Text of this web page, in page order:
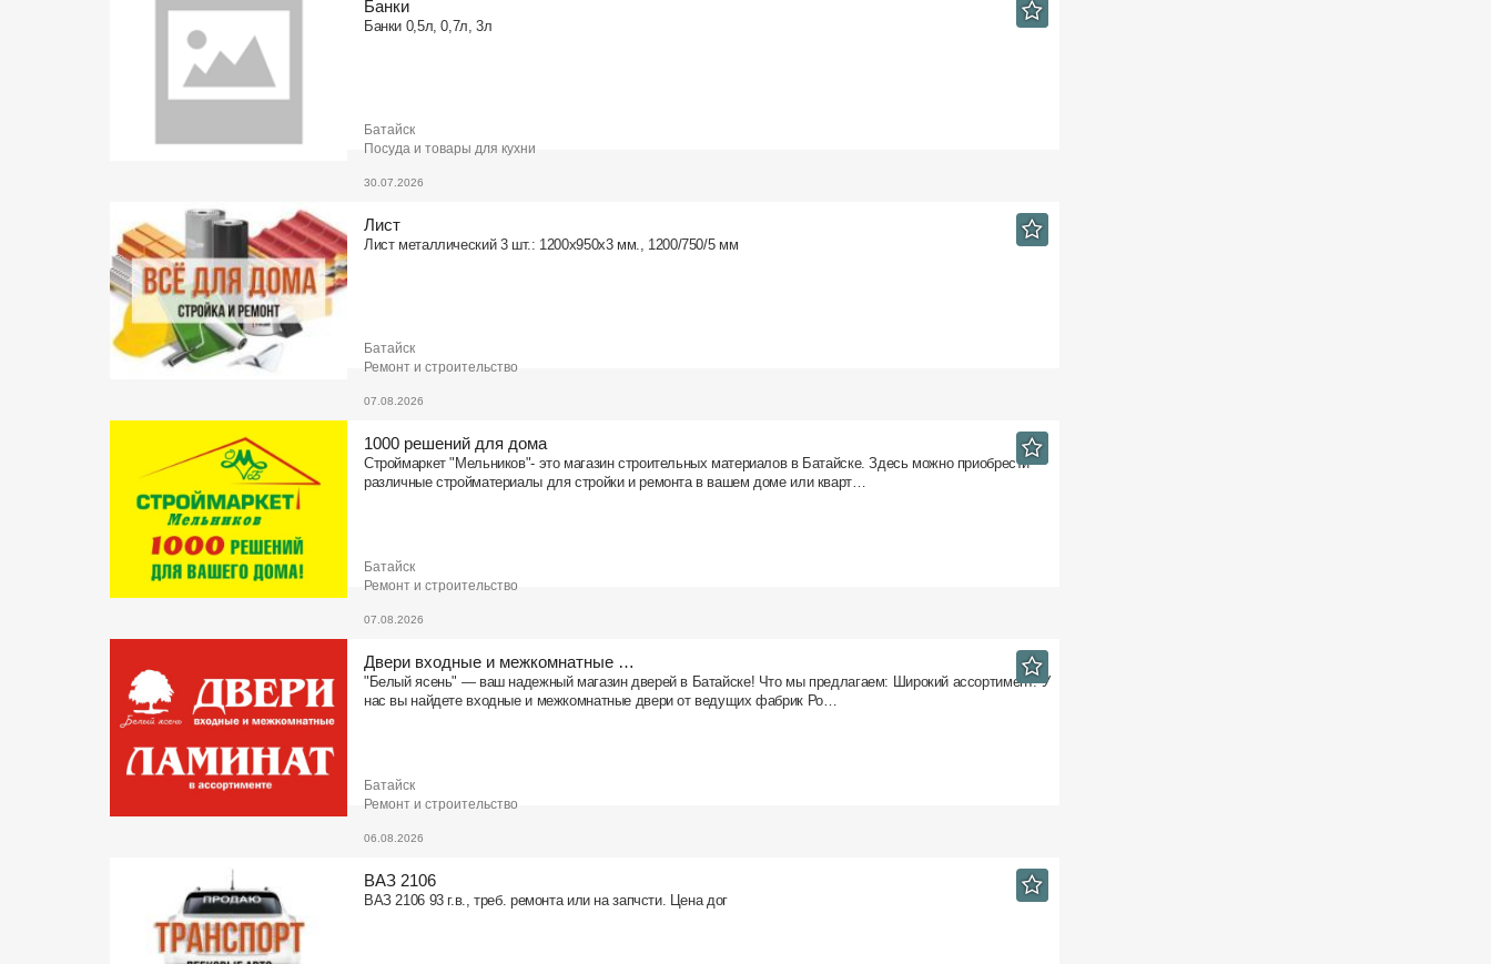
Банки
Банки 0,5л, 0,7л, 3л
Батайск
Посуда и товары для кухни
30.07.2026
Лист
Лист металлический 3 шт.: 1200х950х3 мм., 1200/750/5 мм
Батайск
Ремонт и строительство
07.08.2026
1000 решений для дома
Строймаркет "Мельников"- это магазин строительных материалов в Батайске. Здесь можно приобрести
различные стройматериалы для стройки и ремонта в вашем доме или кварт…
Батайск
Ремонт и строительство
07.08.2026
Двери входные и межкомнатные …
"Белый ясень" — ваш надежный магазин дверей в Батайске! Что мы предлагаем: Широкий ассортимент: У
нас вы найдете входные и межкомнатные двери от ведущих фабрик Ро…
Батайск
Ремонт и строительство
06.08.2026
ВАЗ 2106
ВАЗ 2106 93 г.в., треб. ремонта или на запчсти. Цена дог